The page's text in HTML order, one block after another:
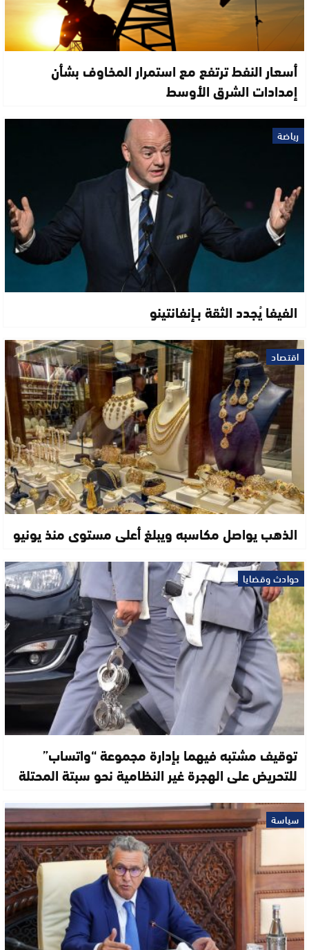
أسعار النفط ترتفع مع استمرار المخاوف بشأن
إمدادات الشرق الأوسط
رياضة
الفيفا يُجدد الثقة بـإنفانتينو
اقتصاد
الذهب يواصل مكاسبه ويبلغ أعلى مستوى منذ يونيو
حوادث وقضايا
توقيف مشتبه فيهما بإدارة مجموعة “واتساب”
للتحريض على الهجرة غير النظامية نحو سبتة المحتلة
سياسة